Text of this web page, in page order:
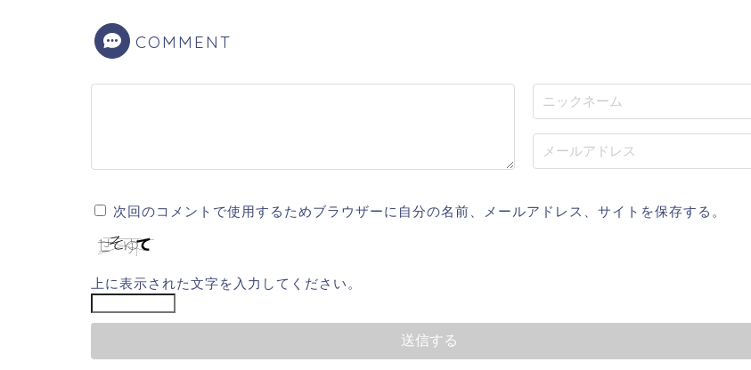
COMMENT
次回のコメントで使用するためブラウザーに自分の名前、メールアドレス、サイトを保存する。
上に表示された文字を入力してください。